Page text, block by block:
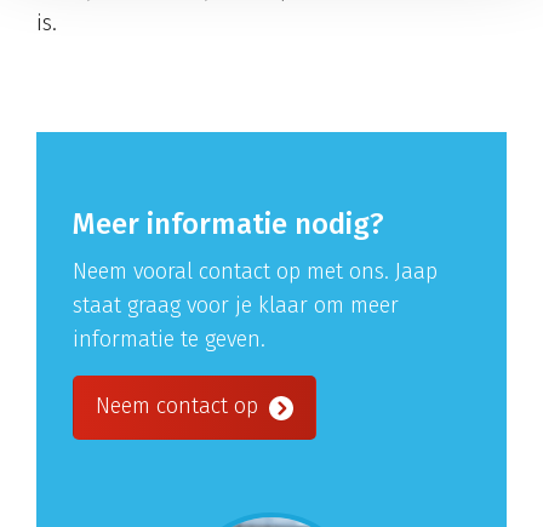
is.
Meer informatie nodig?
Neem vooral contact op met ons. Jaap
staat graag voor je klaar om meer
informatie te geven.
Neem contact op